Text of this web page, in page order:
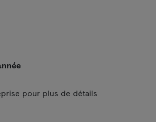
pour plus de détails